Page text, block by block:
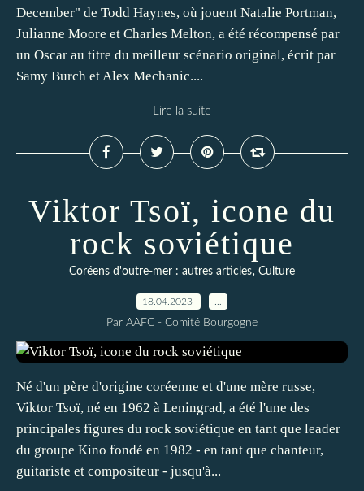
December" de Todd Haynes, où jouent Natalie Portman,
Julianne Moore et Charles Melton, a été récompensé par
un Oscar au titre du meilleur scénario original, écrit par
Samy Burch et Alex Mechanic....
Lire la suite
Viktor Tsoï, icone du
rock soviétique
Coréens d'outre-mer : autres articles, Culture
18.04.2023
Par AAFC - Comité Bourgogne
Né d'un père d'origine coréenne et d'une mère russe,
Viktor Tsoï, né en 1962 à Leningrad, a été l'une des
principales figures du rock soviétique en tant que leader
du groupe Kino fondé en 1982 - en tant que chanteur,
guitariste et compositeur - jusqu'à...